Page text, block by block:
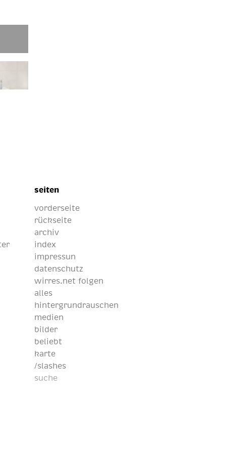
seiten
vorderseite
rückseite
archiv
index
impressun
datenschutz
wirres.net folgen
alles
hintergrundrauschen
medien
bilder
beliebt
karte
/slashes